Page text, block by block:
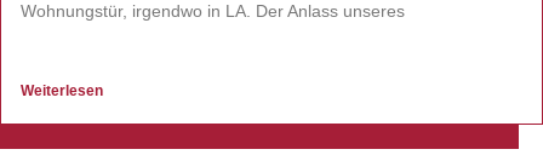
Wohnungstür, irgendwo in LA. Der Anlass unseres
Weiterlesen